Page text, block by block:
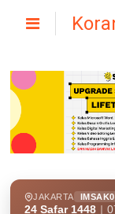
JAKARTA IMSAK
24 Ṣafar 1448